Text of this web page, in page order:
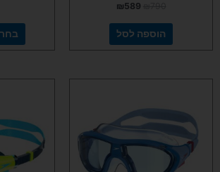
₪589
הוספה לסל
יש
סוגים.
ניתן